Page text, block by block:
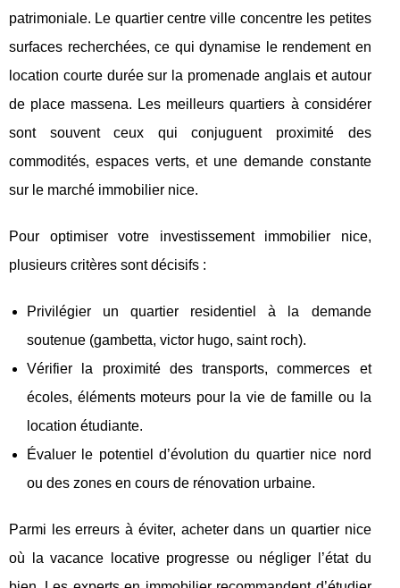
patrimoniale. Le quartier centre ville concentre les petites
surfaces recherchées, ce qui dynamise le rendement en
location courte durée sur la promenade anglais et autour
de place massena. Les meilleurs quartiers à considérer
sont souvent ceux qui conjuguent proximité des
commodités, espaces verts, et une demande constante
sur le marché immobilier nice.
Pour optimiser votre investissement immobilier nice,
plusieurs critères sont décisifs :
Privilégier un quartier residentiel à la demande
soutenue (gambetta, victor hugo, saint roch).
Vérifier la proximité des transports, commerces et
écoles, éléments moteurs pour la vie de famille ou la
location étudiante.
Évaluer le potentiel d’évolution du quartier nice nord
ou des zones en cours de rénovation urbaine.
Parmi les erreurs à éviter, acheter dans un quartier nice
où la vacance locative progresse ou négliger l’état du